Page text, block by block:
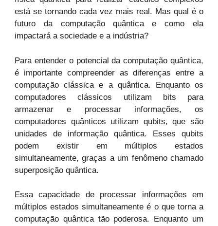
está se tornando cada vez mais real. Mas qual é o
futuro da computação quântica e como ela
impactará a sociedade e a indústria?
Para entender o potencial da computação quântica,
é importante compreender as diferenças entre a
computação clássica e a quântica. Enquanto os
computadores clássicos utilizam bits para
armazenar e processar informações, os
computadores quânticos utilizam qubits, que são
unidades de informação quântica. Esses qubits
podem existir em múltiplos estados
simultaneamente, graças a um fenômeno chamado
superposição quântica.
Essa capacidade de processar informações em
múltiplos estados simultaneamente é o que torna a
computação quântica tão poderosa. Enquanto um